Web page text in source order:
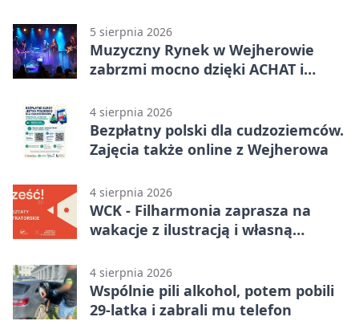
5 sierpnia 2026
Muzyczny Rynek w Wejherowie
zabrzmi mocno dzięki ACHAT i
4 sierpnia 2026
Bezpłatny polski dla cudzoziemców.
Zajęcia także online z Wejherowa
4 sierpnia 2026
WCK - Filharmonia zaprasza na
wakacje z ilustracją i własną
4 sierpnia 2026
Wspólnie pili alkohol, potem pobili
29-latka i zabrali mu telefon